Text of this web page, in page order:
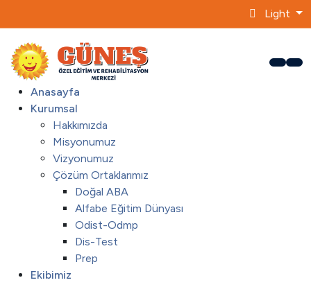
Light
Anasayfa
Kurumsal
Hakkımızda
Misyonumuz
Vizyonumuz
Çözüm Ortaklarımız
Doğal ABA
Alfabe Eğitim Dünyası
Odist-Odmp
Dis-Test
Prep
Ekibimiz